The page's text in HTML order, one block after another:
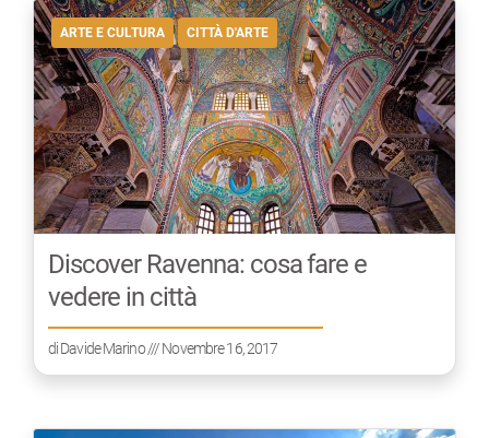
ARTE E CULTURA CITTÀ D'ARTE
Discover Ravenna: cosa fare e
vedere in città
diDavide Marino/// Novembre 16, 2017